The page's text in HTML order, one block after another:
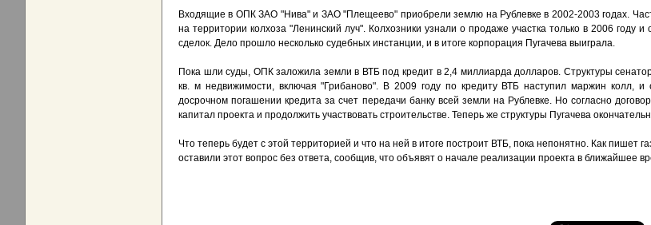
Входящие в ОПК ЗАО "Нива" и ЗАО "Плещеево" приобрели землю на Рублевке в 2002-2003 годах.
на территории колхоза "Ленинский луч". Колхозники узнали о продаже участка только в 2006 году
сделок. Дело прошло несколько судебных инстанции, и в итоге корпорация Пугачева выиграла.
Пока шли суды, ОПК заложила земли в ВТБ под кредит в 2,4 миллиарда долларов. Структуры
кв. м недвижимости, включая "Грибаново". В 2009 году по кредиту ВТБ наступил маржин колл,
досрочном погашении кредита за счет передачи банку всей земли на Рублевке. Но согласно
капитал проекта и продолжить участвовать строительстве. Теперь же структуры Пугачева
Что теперь будет с этой территорией и что на ней в итоге построит ВТБ, пока непонятно. Как пишет
оставили этот вопрос без ответа, сообщив, что объявят о начале реализации проекта в ближайшее